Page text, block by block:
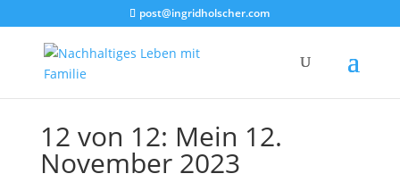
post@ingridholscher.com
12 von 12: Mein 12.
November 2023